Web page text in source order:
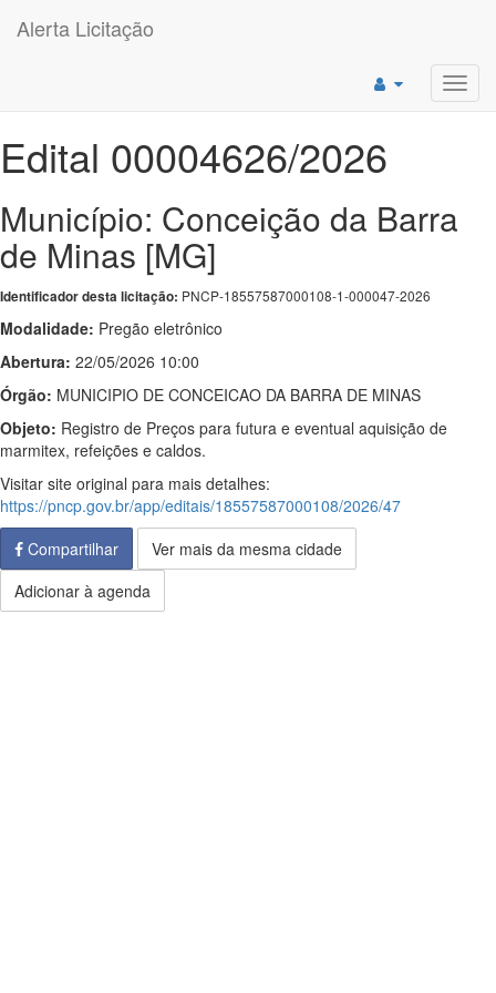
Alerta Licitação
Edital 00004626/2026
Município: Conceição da Barra
de Minas [MG]
Identificador desta licitação: PNCP-18557587000108-1-000047-2026
Modalidade: Pregão eletrônico
Abertura: 22/05/2026 10:00
Órgão: MUNICIPIO DE CONCEICAO DA BARRA DE MINAS
Objeto: Registro de Preços para futura e eventual aquisição de
marmitex, refeições e caldos.
Visitar site original para mais detalhes:
https://pncp.gov.br/app/editais/18557587000108/2026/47
Compartilhar
Ver mais da mesma cidade
Adicionar à agenda